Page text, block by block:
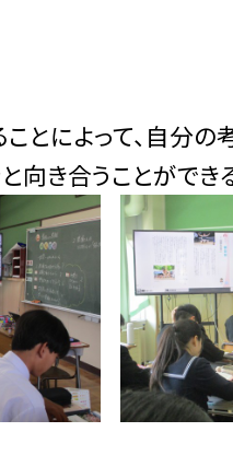
とによって、自分
向き合うことができ